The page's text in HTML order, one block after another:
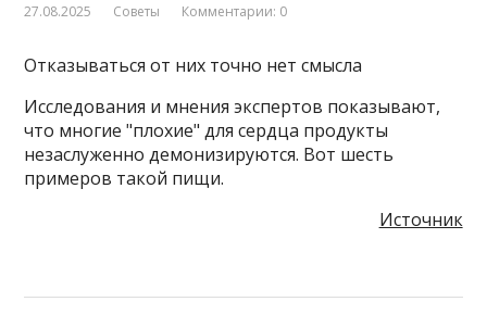
27.08.2025 Советы Комментарии: 0
Отказываться от них точно нет смысла
Исследования и мнения экспертов показывают,
что многие "плохие" для сердца продукты
незаслуженно демонизируются. Вот шесть
примеров такой пищи.
Источник